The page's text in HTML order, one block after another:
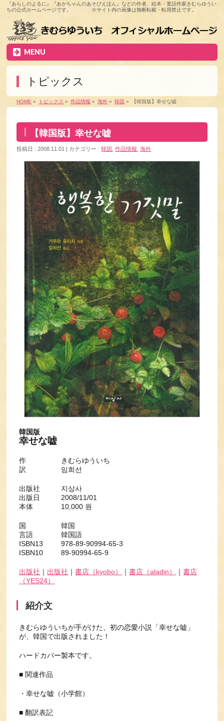
『あらしのよるに』『あかちゃんのあそびえほん』などの作者、絵本・童話作家きむらゆうい
ちの公式ホームページです。 ※サイト内の画像は無断転載・転用禁止です。
MENU
トピックス
HOME » トピックス » 作品情報 » 海外 » 韓国 » 【韓国版】幸せな嘘
【韓国版】幸せな嘘
投稿日 : 2008.11.01 カテゴリー :韓国 ,作品情報 ,海外
韓国版
幸せな嘘
作 きむらゆういち
訳 임희선
出版社 지상사
出版日 2008/11/01
本体 10,000 원
国 韓国
言語 韓国語
ISBN13 978-89-90994-65-3
ISBN10 89-90994-65-9
出版社 ｜ 出版社 ｜書店（kyobo） ｜書店（aladin） ｜書店
（YES24）
紹介文
きむらゆういちが手がけた、初の恋愛小説「幸せな嘘」
が、韓国で出版されました！
ハードカバー製本です。
■ 関連作品
・幸せな嘘（小学館）
■ 翻訳表記